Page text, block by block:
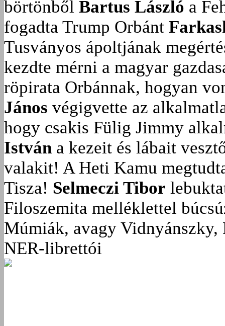
börtönből Bartus László a
fogadta Trump Orbánt
Tusványos ápoltjának
kezdte mérni a magyar
röpirata Orbánnak, hogyan
János végigvette az
hogy csakis Fülig Jimmy
István a kezeit és lábait
valakit! A Heti Kamu
Tisza! Selmeczi Tibor
Filoszemita melléklettel
Múmiák, avagy Vidnyánszky,
NER-librettói